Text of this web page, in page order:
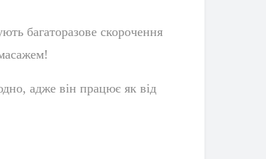
багаторазове скорочення
адже він працює як від